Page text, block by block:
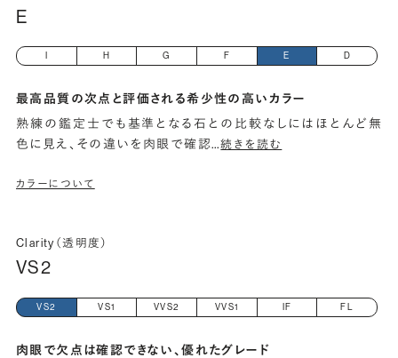
E
H G F E D
最高品質の次点と評価される希少性の高いカラー
熟練の鑑定士でも基準となる石との比較なしにはほとんど無
色に見え、その違いを肉眼で確認…続きを読む
カラーについて
Clarity（透明度）
VS2
VS2 VS1 VVS2 VVS1 IF FL
肉眼で欠点は確認できない、優れたグレード